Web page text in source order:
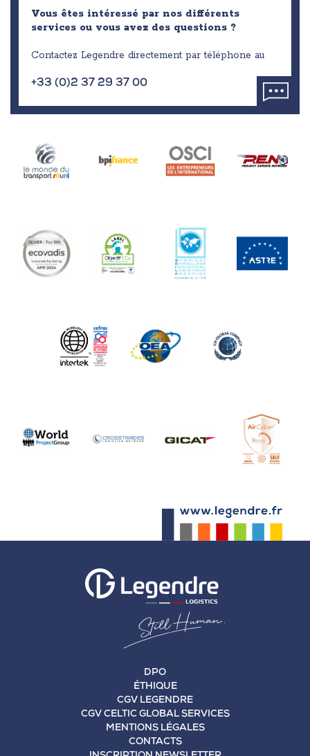
Vous êtes intéressé par nos différents
services ou vous avez des questions ?
Contactez Legendre directement par téléphone au
+33 (0)2 37 29 37 00
DPO
ÉTHIQUE
CGV LEGENDRE
CGV CELTIC GLOBAL SERVICES
MENTIONS LÉGALES
CONTACTS